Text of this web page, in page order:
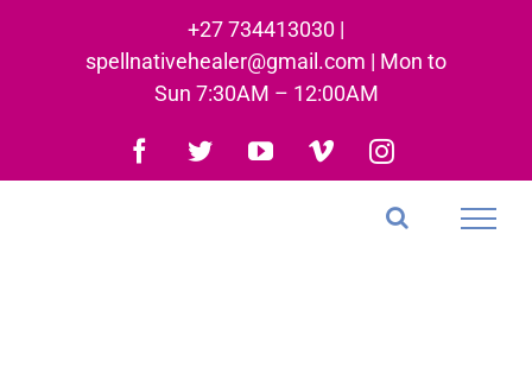
+27 734413030 |
spellnativehealer@gmail.com | Mon to
Sun 7:30AM – 12:00AM
Facebook
TwitterYouTubeVimeoInstagram